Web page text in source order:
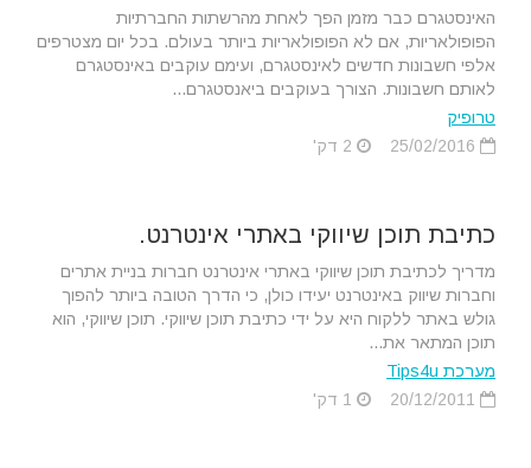
האינסטגרם כבר מזמן הפך לאחת מהרשתות החברתיות
הפופולאריות, אם לא הפופולאריות ביותר בעולם. בכל יום מצטרפים
אלפי חשבונות חדשים לאינסטגרם, ועימם עוקבים באינסטגרם
לאותם חשבונות. הצורך בעוקבים ביאנסטגרם...
טרופיק
כתיבת תוכן שיווקי באתרי אינטרנט.
מדריך לכתיבת תוכן שיווקי באתרי אינטרנט חברות בניית אתרים
וחברות שיווק באינטרנט יעידו כולן, כי הדרך הטובה ביותר להפוך
גולש באתר ללקוח היא על ידי כתיבת תוכן שיווקי. תוכן שיווקי, הוא
תוכן המתאר את...
מערכת Tips4u